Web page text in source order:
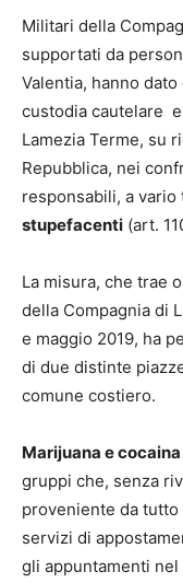
Militari della
supportati da
Valentia, hanno
custodia cautelare
Lamezia Terme, su
Repubblica, nei
responsabili, a vario
stupefacenti (art.
La misura, che trae
della Compagnia di
e maggio 2019, ha
di due distinte
comune costiero.
Marijuana e cocaina
gruppi che, senza
proveniente da
servizi di
gli appuntamenti